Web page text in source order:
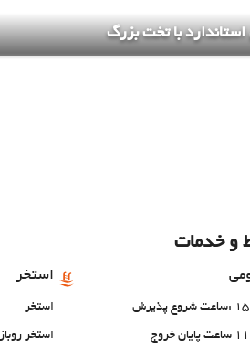
استاندارد با تخت بزرگ
و خدمات
پذیرش
خروج
استخر
استخر
استخر